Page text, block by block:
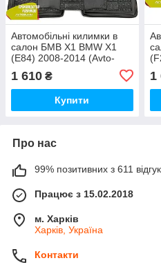
Автомобільні килимки в
салон БМВ Х1 BMW X1
(E84) 2008-2014 (Avto-
1 610 ₴
Купити
1
Про нас
99% позитивних з 611
Працює з 15.02.2018
м. Харків
Харків, Україна
Контакти